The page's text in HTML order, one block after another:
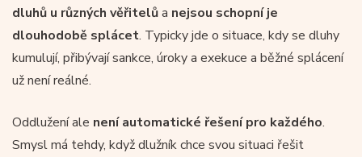
dluhů u různých věřitelůa nejsou schopní je
dlouhodobě splácet. Typicky jde o situace, kdy se dluhy
kumulují, přibývají sankce, úroky a exekuce a běžné splácení
už není reálné.
Oddlužení ale není automatické řešení pro každého.
Smysl má tehdy, když dlužník chce svou situaci řešit